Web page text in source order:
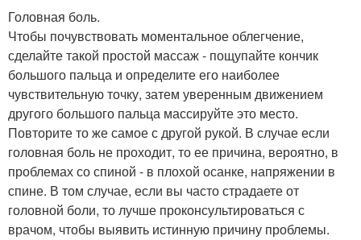
Головная боль.
Чтобы почувствовать моментальное облегчение,
сделайте такой простой массаж - пощупайте кончик
большого пальца и определите его наиболее
чувствительную точку, затем уверенным движением
другого большого пальца массируйте это место.
Повторите то же самое с другой рукой. В случае если
головная боль не проходит, то ее причина, вероятно, в
проблемах со спиной - в плохой осанке, напряжении в
спине. В том случае, если вы часто страдаете от
головной боли, то лучше проконсультироваться с
врачом, чтобы выявить истинную причину проблемы.